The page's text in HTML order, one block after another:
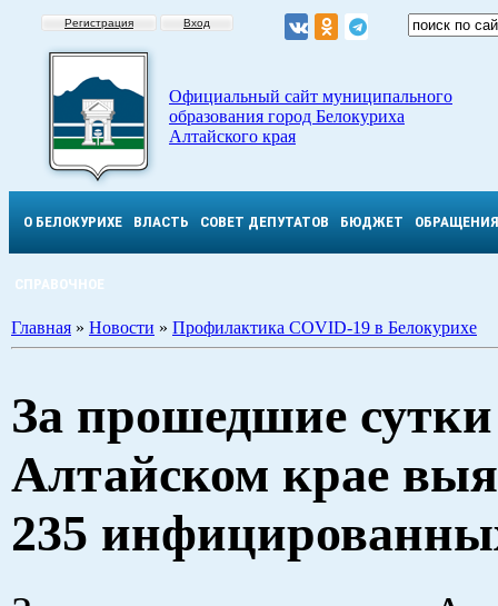
Регистрация Вход
Официальный сайт муниципального
образования город Белокуриха
Алтайского края
О БЕЛОКУРИХЕ ВЛАСТЬ СОВЕТ ДЕПУТАТОВ БЮДЖЕТ ОБРАЩЕНИЯ
СПРАВОЧНОЕ
Главная » Новости » Профилактика COVID-19 в Белокурихе
За прошедшие
Алтайском крае
235